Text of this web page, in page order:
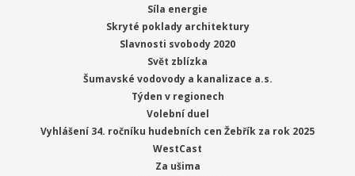
Síla energie
Skryté poklady architektury
Slavnosti svobody 2020
Svět zblízka
Šumavské vodovody a kanalizace a.s.
Týden v regionech
Volební duel
Vyhlášení 34. ročníku hudebních cen Žebřík za rok 2025
WestCast
Za ušima